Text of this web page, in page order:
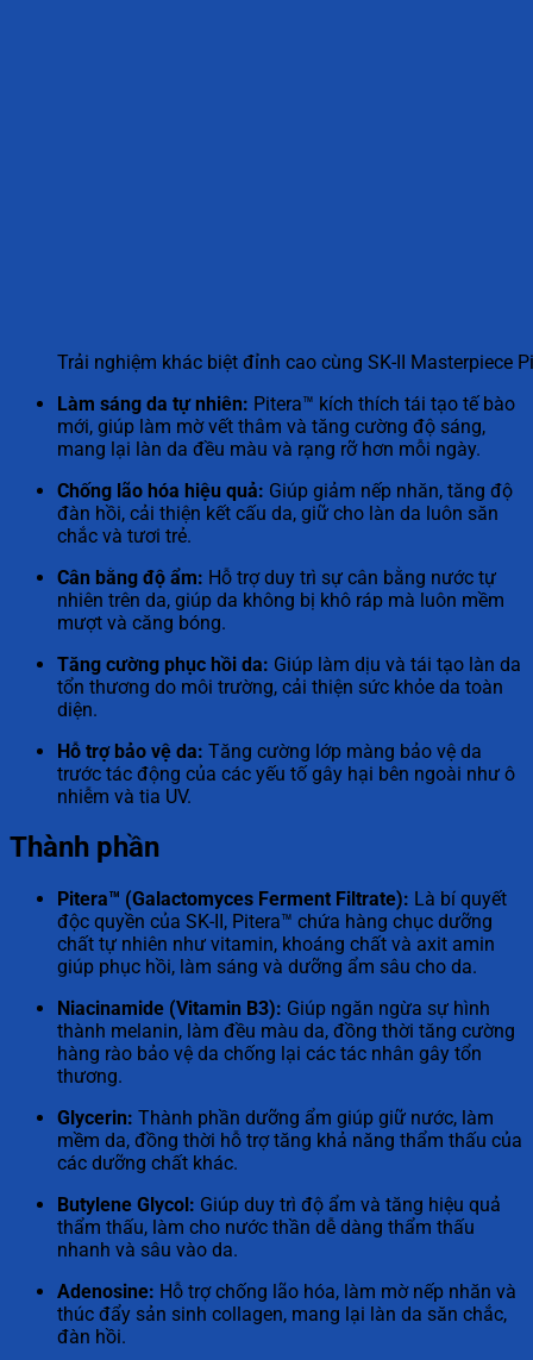
Trải nghiệm khác biệt đỉnh cao cùng SK-II Masterpiece
Làm sáng da tự nhiên: Pitera™ kích thích tái tạo tế bào
mới, giúp làm mờ vết thâm và tăng cường độ sáng,
mang lại làn da đều màu và rạng rỡ hơn mỗi ngày.
Chống lão hóa hiệu quả: Giúp giảm nếp nhăn, tăng độ
đàn hồi, cải thiện kết cấu da, giữ cho làn da luôn săn
chắc và tươi trẻ.
Cân bằng độ ẩm: Hỗ trợ duy trì sự cân bằng nước tự
nhiên trên da, giúp da không bị khô ráp mà luôn mềm
mượt và căng bóng.
Tăng cường phục hồi da: Giúp làm dịu và tái tạo làn da
tổn thương do môi trường, cải thiện sức khỏe da toàn
diện.
Hỗ trợ bảo vệ da: Tăng cường lớp màng bảo vệ da
trước tác động của các yếu tố gây hại bên ngoài như ô
nhiễm và tia UV.
Thành phần
Pitera™ (Galactomyces Ferment Filtrate): Là bí quyết
độc quyền của SK-II, Pitera™ chứa hàng chục dưỡng
chất tự nhiên như vitamin, khoáng chất và axit amin
giúp phục hồi, làm sáng và dưỡng ẩm sâu cho da.
Niacinamide (Vitamin B3): Giúp ngăn ngừa sự hình
thành melanin, làm đều màu da, đồng thời tăng cường
hàng rào bảo vệ da chống lại các tác nhân gây tổn
thương.
Glycerin: Thành phần dưỡng ẩm giúp giữ nước, làm
mềm da, đồng thời hỗ trợ tăng khả năng thẩm thấu của
các dưỡng chất khác.
Butylene Glycol: Giúp duy trì độ ẩm và tăng hiệu quả
thẩm thấu, làm cho nước thần dễ dàng thẩm thấu
nhanh và sâu vào da.
Adenosine: Hỗ trợ chống lão hóa, làm mờ nếp nhăn và
thúc đẩy sản sinh collagen, mang lại làn da săn chắc,
đàn hồi.